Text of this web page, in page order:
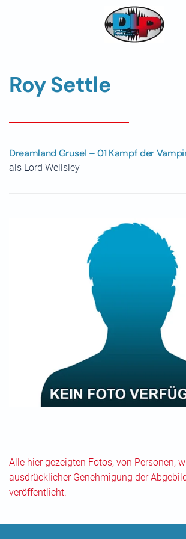
Skip to main content
Roy Settle
Dreamland Grusel – 01 Kampf der
als Lord Wellsley
Alle hier gezeigten Fotos, von Personen,
ausdrücklicher Genehmigung der
veröffentlicht.